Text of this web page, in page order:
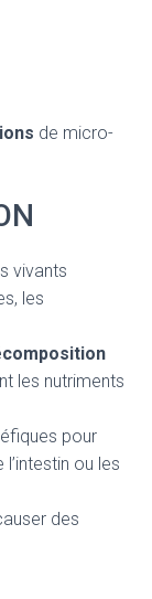
de micro-
vivants
les
les nutriments
pour
ou les
des